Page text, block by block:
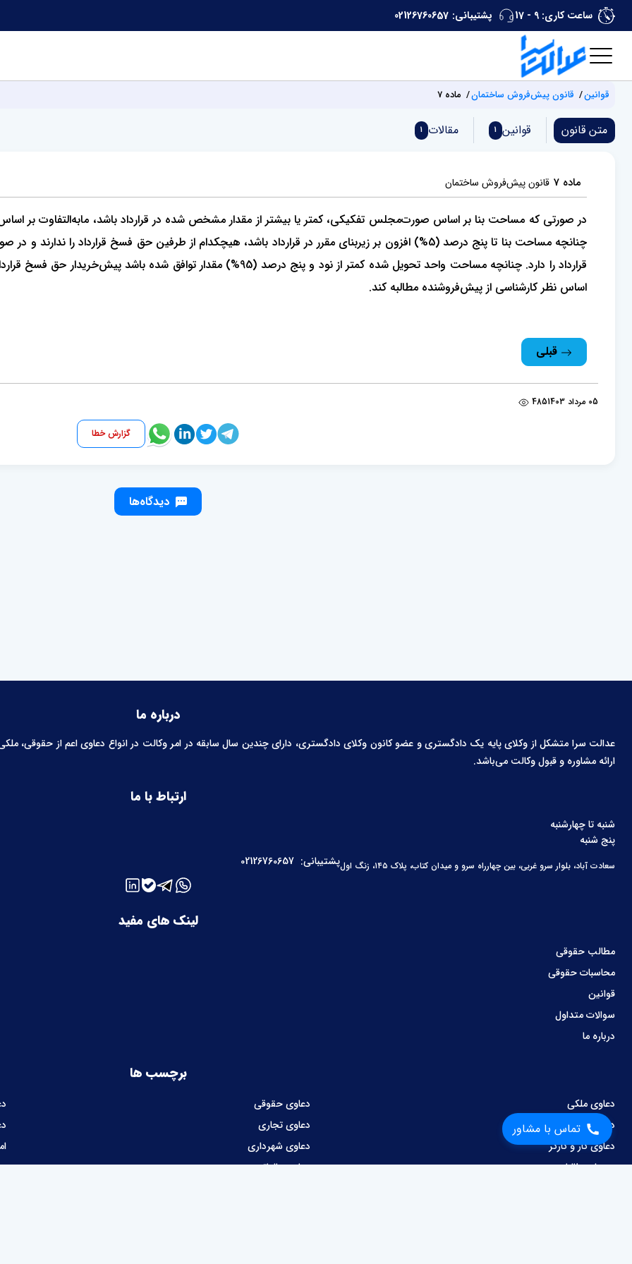
تماس با مشاور
ساعت کاری: 9 - 17 پشتیبانی: 02126760657
قوانین قانون پیش‌فروش ساختمان ماده 7
متن قانون قوانین 1 مقالات 1
ماده 7 قانون پیش‌فروش ساختمان
در صورتی که مساحت بنا بر اساس صورت‌مجلس تفکیکی، کمتر یا بیشتر از مقدار مشخص شده در قرارداد باشد، مابه‌التفاوت بر
قرارداد را دارد. چنانچه مساحت واحد تحویل شده کمتر از نود و پنج درصد (95%) مقدار
اساس نظر کارشناسی از پیش‌فروشنده مطالبه کند.
قبلی
05 مرداد 1403 485
گزارش خطا
دیدگاه‌ها
درباره ما
عدالت سرا متشکل از وکلای پایه یک دادگستری و عضو کانون وکلای دادگستری، دارای چندین سال سابقه در امر وکالت در انواع دعاوی اعم از حقوقی،
ارائه مشاوره و قبول وکالت می‌باشد.
لینک های مفید
مطالب حقوقی
محاسبات حقوقی
قوانین
سوالات متداول
درباره ما
برچسب ها
دعاوی ملکی دعاوی حقوقی
دعاوی کیفری
دعاوی تجاری
دعاوی کار و کارگر
دعاوی شهرداری
وصول مطالبات
دعاوی مالیاتی
ارتباط با ما
شنبه تا چهارشنبه
پنج شنبه
سعادت آباد، بلوار سرو غربی، بین چهارراه سرو و میدان کتاب، پلاک ۱۴۵، زنگ اول پشتیبانی: 02126760657